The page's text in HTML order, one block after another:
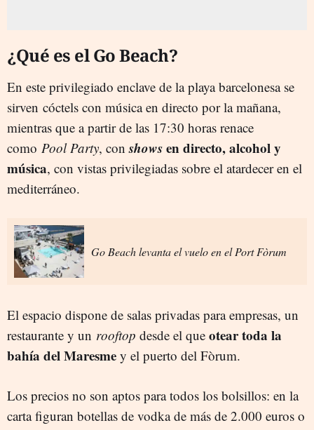
¿Qué es el Go Beach?
En este privilegiado enclave de la playa barcelonesa se
sirven cóctels con música en directo por la mañana,
mientras que a partir de las 17:30 horas renace
como Pool Party, conshowsen directo, alcohol y
música, con vistas privilegiadas sobre el atardecer en el
mediterráneo.
Go Beach levanta el vuelo en el Port Fòrum
El espacio dispone de salas privadas para empresas, un
restaurante y un rooftop desde el que otear toda la
bahía del Maresme y el puerto del Fòrum.
Los precios no son aptos para todos los bolsillos: en la
carta figuran botellas de vodka de más de 2.000 euros o